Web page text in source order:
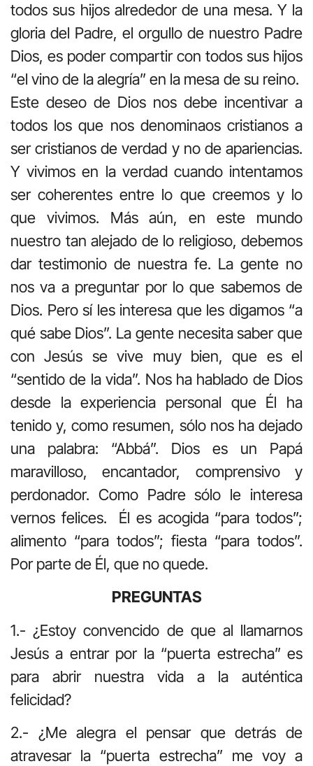
todos sus hijos alrededor de una mesa. Y la
gloria del Padre, el orgullo de nuestro Padre
Dios, es poder compartir con todos sus hijos
“el vino de la alegría” en la mesa de su reino.
Este deseo de Dios nos debe incentivar a
todos los que nos denominaos cristianos a
ser cristianos de verdad y no de apariencias.
Y vivimos en la verdad cuando intentamos
ser coherentes entre lo que creemos y lo
que vivimos. Más aún, en este mundo
nuestro tan alejado de lo religioso, debemos
dar testimonio de nuestra fe. La gente no
nos va a preguntar por lo que sabemos de
Dios. Pero sí les interesa que les digamos “a
qué sabe Dios”. La gente necesita saber que
con Jesús se vive muy bien, que es el
“sentido de la vida”. Nos ha hablado de Dios
desde la experiencia personal que Él ha
tenido y, como resumen, sólo nos ha dejado
una palabra: “Abbá”. Dios es un Papá
maravilloso, encantador, comprensivo y
perdonador. Como Padre sólo le interesa
vernos felices. Él es acogida “para todos”;
alimento “para todos”; fiesta “para todos”.
Por parte de Él, que no quede.
PREGUNTAS
1.- ¿Estoy convencido de que al llamarnos
Jesús a entrar por la “puerta estrecha” es
para abrir nuestra vida a la auténtica
felicidad?
2.- ¿Me alegra el pensar que detrás de
atravesar la “puerta estrecha” me voy a